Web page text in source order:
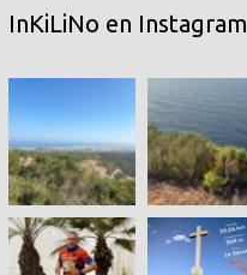
InKiLiNo en Instagram